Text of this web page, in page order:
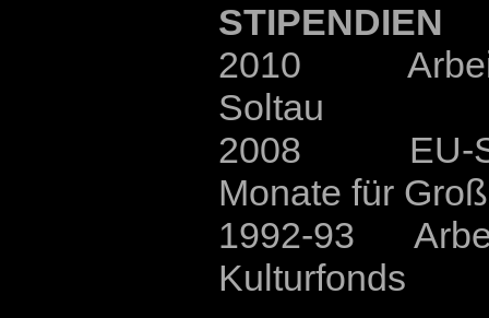
STIPENDIEN
2010
Soltau
2008 EU-
Monate für
1992-93
Kulturfonds